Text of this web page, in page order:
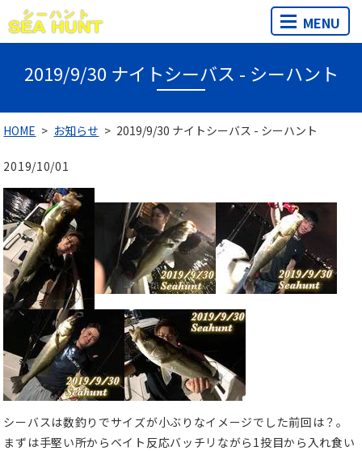
MENU
2019/9/30 ナイトシーバス - シーハント
HOME お知らせ 2019/9/30 ナイトシーバス - シーハント
2019/10/01
シーバスは数釣りでサイズが小ぶりなイメージでした前回は？。
まずは手堅い所からベイト反応バッチリながら1投目から入れ食い